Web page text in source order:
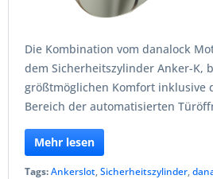
Die Kombination vom danalock
dem Sicherheitszylinder Anker-K,
größtmöglichen Komfort inklusive
Bereich der automatisierten
Mehr lesen
Tags:Ankerslot,Sicherheitszylinder,